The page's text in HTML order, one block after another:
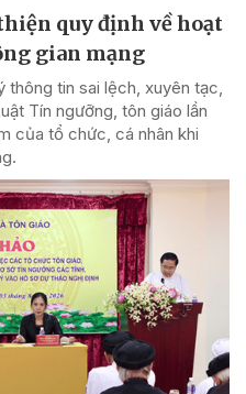
quy định về hoạt
gian mạng
thông tin sai lệch, xuyên tạc,
Tín ngưỡng, tôn giáo lần
của tổ chức, cá nhân khi